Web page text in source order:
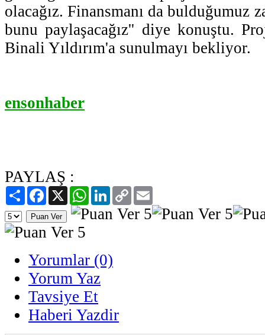
olacağız. Finansmanı da bulduğumuz
bunu paylaşacağız'' diye konuştu.
Binali Yıldırım'a sunulmayı bekliyor.
ensonhaber
PAYLAŞ :
PaylaşFacebook
X WhatsAppLinkedIn
Copy
Link
Yorumlar (0)
Yorum Yaz
Tavsiye Et
Haberi Yazdir